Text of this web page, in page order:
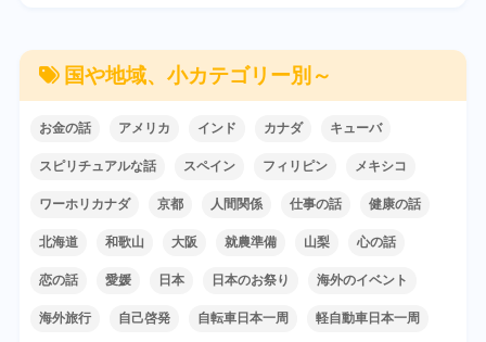
国や地域、小カテゴリー別～
お金の話 アメリカ インド カナダ キューバ
スピリチュアルな話 スペイン フィリピン メキシコ
ワーホリカナダ 京都 人間関係 仕事の話 健康の話
北海道 和歌山 大阪 就農準備 山梨 心の話
恋の話 愛媛 日本 日本のお祭り 海外のイベント
海外旅行 自己啓発 自転車日本一周 軽自動車日本一周